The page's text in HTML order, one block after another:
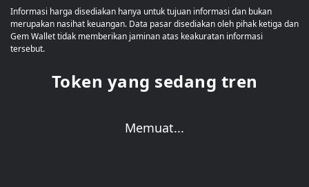
Informasi harga disediakan hanya untuk tujuan informasi dan bukan
merupakan nasihat keuangan. Data pasar disediakan oleh pihak ketiga dan
Gem Wallet tidak memberikan jaminan atas keakuratan informasi
tersebut.
Token yang sedang tren
Memuat...